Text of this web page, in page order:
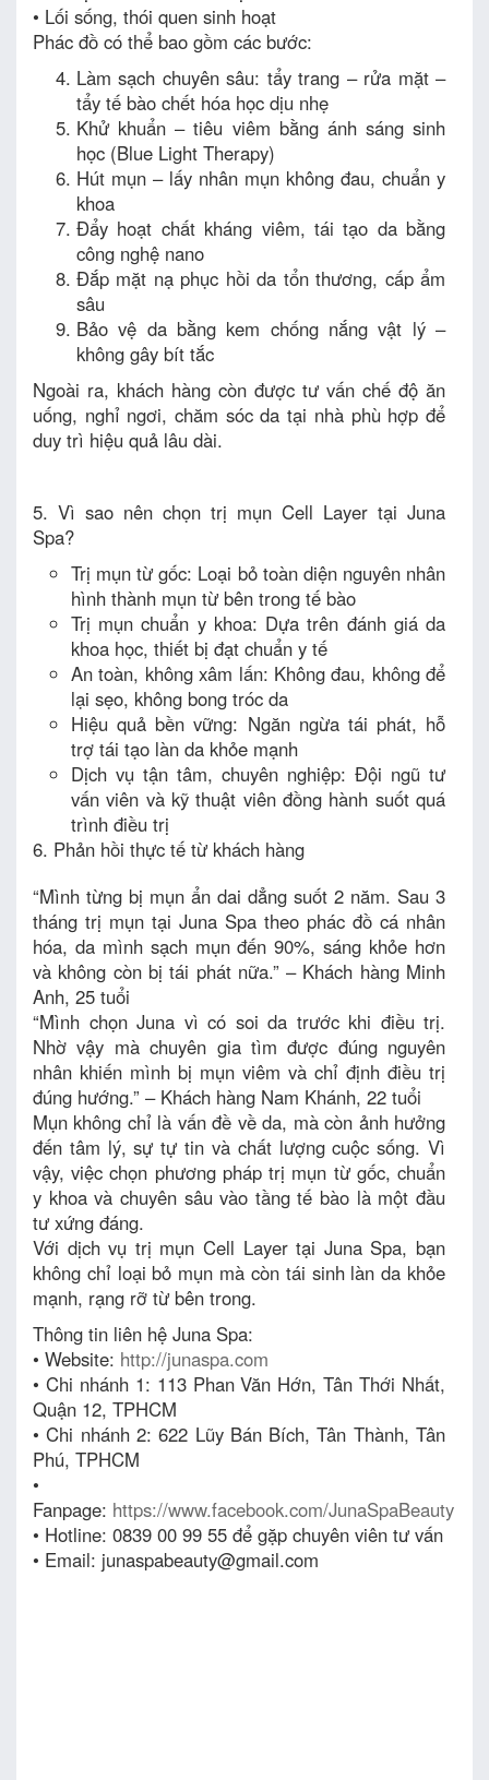
• Lối sống, thói quen sinh hoạt
Phác đồ có thể bao gồm các bước:
Làm sạch chuyên sâu: tẩy trang – rửa mặt –
tẩy tế bào chết hóa học dịu nhẹ
Khử khuẩn – tiêu viêm bằng ánh sáng sinh
học (Blue Light Therapy)
Hút mụn – lấy nhân mụn không đau, chuẩn y
khoa
Đẩy hoạt chất kháng viêm, tái tạo da bằng
công nghệ nano
Đắp mặt nạ phục hồi da tổn thương, cấp ẩm
sâu
Bảo vệ da bằng kem chống nắng vật lý –
không gây bít tắc
Ngoài ra, khách hàng còn được tư vấn chế độ ăn
uống, nghỉ ngơi, chăm sóc da tại nhà phù hợp để
duy trì hiệu quả lâu dài.
5. Vì sao nên chọn trị mụn Cell Layer tại Juna
Spa?
Trị mụn từ gốc: Loại bỏ toàn diện nguyên nhân
hình thành mụn từ bên trong tế bào
Trị mụn chuẩn y khoa: Dựa trên đánh giá da
khoa học, thiết bị đạt chuẩn y tế
An toàn, không xâm lấn: Không đau, không để
lại sẹo, không bong tróc da
Hiệu quả bền vững: Ngăn ngừa tái phát, hỗ
trợ tái tạo làn da khỏe mạnh
Dịch vụ tận tâm, chuyên nghiệp: Đội ngũ tư
vấn viên và kỹ thuật viên đồng hành suốt quá
trình điều trị
6. Phản hồi thực tế từ khách hàng
“Mình từng bị mụn ẩn dai dẳng suốt 2 năm. Sau 3
tháng trị mụn tại Juna Spa theo phác đồ cá nhân
hóa, da mình sạch mụn đến 90%, sáng khỏe hơn
và không còn bị tái phát nữa.” – Khách hàng Minh
Anh, 25 tuổi
“Mình chọn Juna vì có soi da trước khi điều trị.
Nhờ vậy mà chuyên gia tìm được đúng nguyên
nhân khiến mình bị mụn viêm và chỉ định điều trị
đúng hướng.” – Khách hàng Nam Khánh, 22 tuổi
Mụn không chỉ là vấn đề về da, mà còn ảnh hưởng
đến tâm lý, sự tự tin và chất lượng cuộc sống. Vì
vậy, việc chọn phương pháp trị mụn từ gốc, chuẩn
y khoa và chuyên sâu vào tầng tế bào là một đầu
tư xứng đáng.
Với dịch vụ trị mụn Cell Layer tại Juna Spa, bạn
không chỉ loại bỏ mụn mà còn tái sinh làn da khỏe
mạnh, rạng rỡ từ bên trong.
Thông tin liên hệ Juna Spa:
• Website: http://junaspa.com
• Chi nhánh 1: 113 Phan Văn Hớn, Tân Thới Nhất,
Quận 12, TPHCM
• Chi nhánh 2: 622 Lũy Bán Bích, Tân Thành, Tân
Phú, TPHCM
•
Fanpage: https://www.facebook.com/JunaSpaBeauty
• Hotline: 0839 00 99 55 để gặp chuyên viên tư vấn
• Email: junaspabeauty@gmail.com